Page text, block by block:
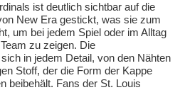
ist deutlich sichtbar auf die
New Era gestickt, was sie zum
um bei jedem Spiel oder im Alltag
zu zeigen. Die
in jedem Detail, von den Nähten
Stoff, der die Form der Kappe
beibehält. Fans der St. Louis